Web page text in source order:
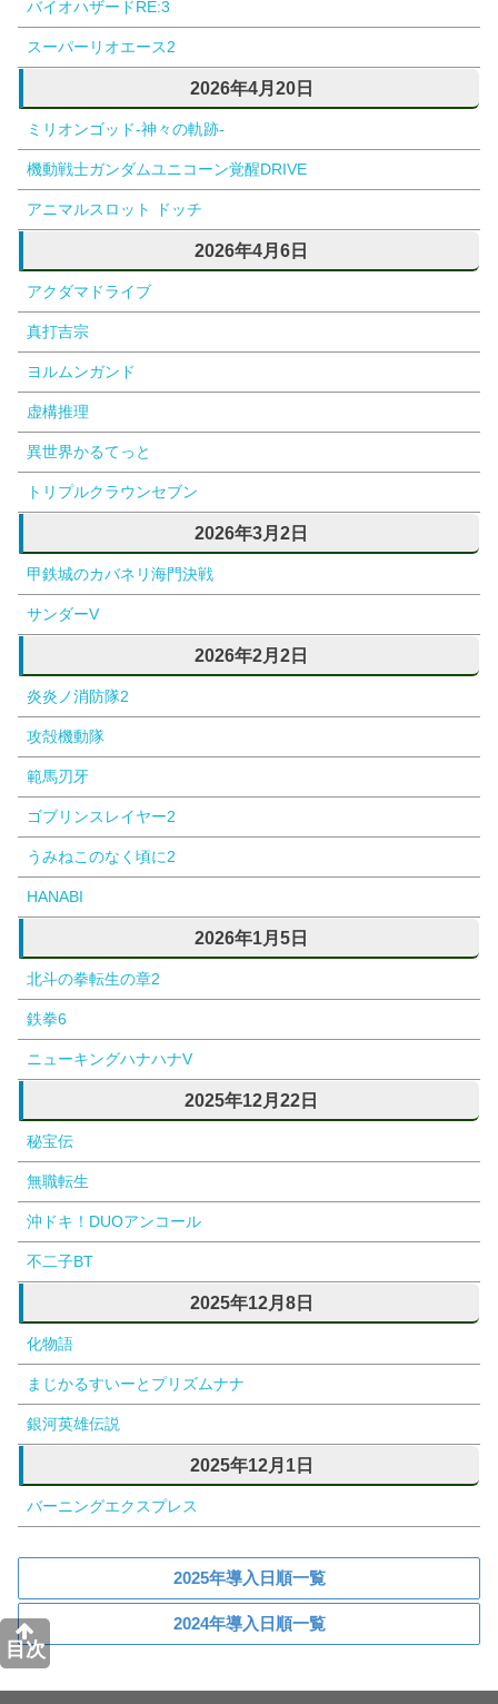
目次
バイオハザードRE:3
スーパーリオエース2
2026年4月20日
ミリオンゴッド-神々の軌跡-
機動戦士ガンダムユニコーン覚醒DRIVE
アニマルスロット ドッチ
2026年4月6日
アクダマドライブ
真打吉宗
ヨルムンガンド
虚構推理
異世界かるてっと
トリプルクラウンセブン
2026年3月2日
甲鉄城のカバネリ海門決戦
サンダーV
2026年2月2日
炎炎ノ消防隊2
攻殻機動隊
範馬刃牙
ゴブリンスレイヤー2
うみねこのなく頃に2
HANABI
2026年1月5日
北斗の拳転生の章2
鉄拳6
ニューキングハナハナV
2025年12月22日
秘宝伝
無職転生
沖ドキ！DUOアンコール
不二子BT
2025年12月8日
化物語
まじかるすいーとプリズムナナ
銀河英雄伝説
2025年12月1日
バーニングエクスプレス
2025年導入日順一覧
2024年導入日順一覧